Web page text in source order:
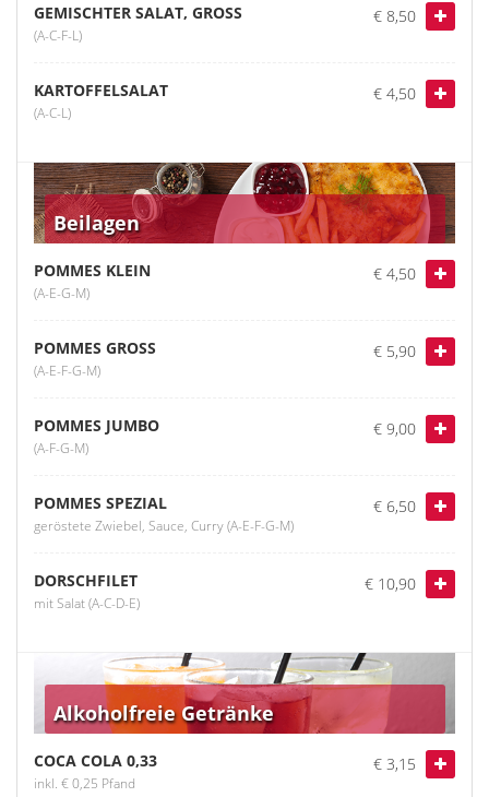
GEMISCHTER SALAT, GROSS
(A-C-F-L)
€ 8,50
KARTOFFELSALAT
(A-C-L)
€ 4,50
Beilagen
POMMES KLEIN
(A-E-G-M)
€ 4,50
POMMES GROSS
(A-E-F-G-M)
€ 5,90
POMMES JUMBO
(A-F-G-M)
€ 9,00
POMMES SPEZIAL
geröstete Zwiebel, Sauce, Curry (A-E-F-G-M)
€ 6,50
DORSCHFILET
mit Salat (A-C-D-E)
€ 10,90
Alkoholfreie Getränke
COCA COLA 0,33
inkl. € 0,25 Pfand
€ 3,15